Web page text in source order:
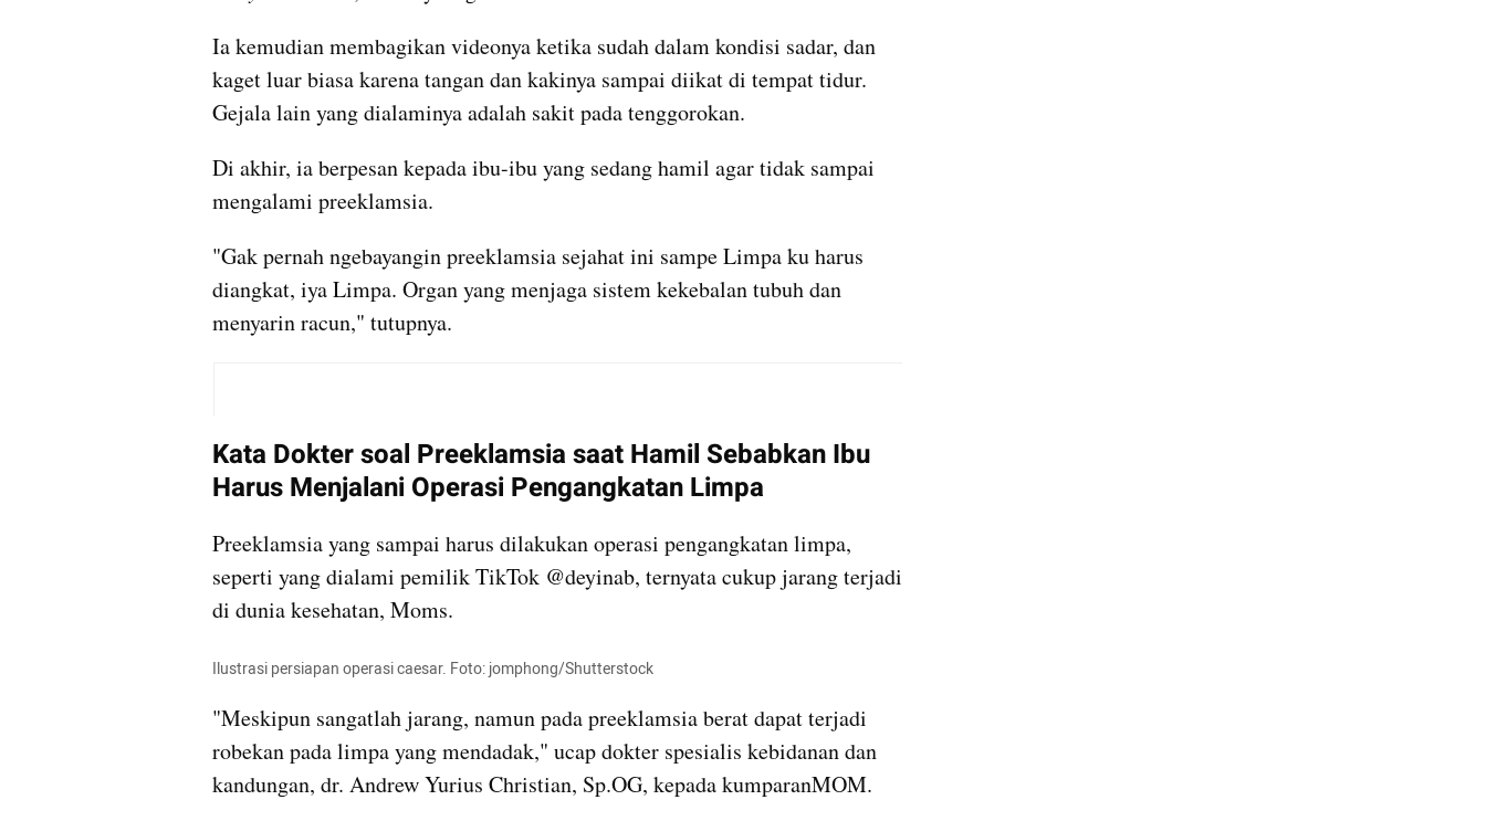
Ia kemudian membagikan videonya ketika sudah dalam kondisi sadar, dan
kaget luar biasa karena tangan dan kakinya sampai diikat di tempat tidur.
Gejala lain yang dialaminya adalah sakit pada tenggorokan.
Di akhir, ia berpesan kepada ibu-ibu yang sedang hamil agar tidak sampai
mengalami preeklamsia.
"Gak pernah ngebayangin preeklamsia sejahat ini sampe Limpa ku harus
diangkat, iya Limpa. Organ yang menjaga sistem kekebalan tubuh dan
menyarin racun," tutupnya.
Kata Dokter soal Preeklamsia saat Hamil Sebabkan Ibu
Harus Menjalani Operasi Pengangkatan Limpa
Preeklamsia yang sampai harus dilakukan operasi pengangkatan limpa,
seperti yang dialami pemilik TikTok @deyinab, ternyata cukup jarang terjadi
di dunia kesehatan, Moms.
Ilustrasi persiapan operasi caesar. Foto: jomphong/Shutterstock
"Meskipun sangatlah jarang, namun pada preeklamsia berat dapat terjadi
robekan pada limpa yang mendadak," ucap dokter spesialis kebidanan dan
kandungan, dr. Andrew Yurius Christian, Sp.OG, kepada kumparanMOM.